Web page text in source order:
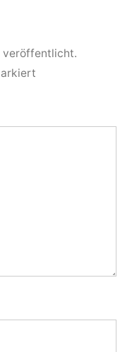
veröffentlicht.